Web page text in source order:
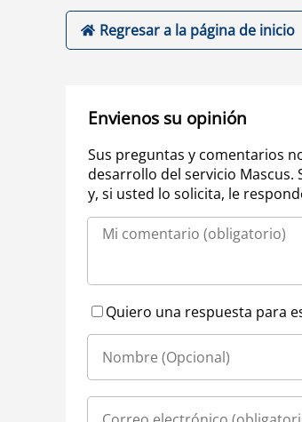
Regresar a la página de inicio
Envienos su opinión
Sus preguntas y comentarios
desarrollo del servicio Mascus.
y, si usted lo solicita, le
Quiero una respuesta para